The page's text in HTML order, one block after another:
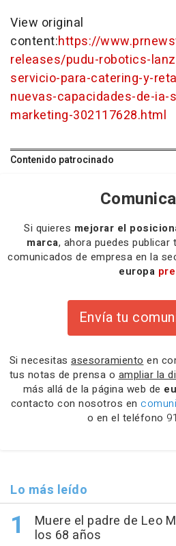
View original
content:https://
releases/pudu-robotics-
servicio-para-catering-y-
nuevas-capacidades-de-ia-
marketing-302117628.html
Contenido patrocinado
Si quieres mejorar el
marca, ahora puedes
comunicados de empresa en la
europa
Envía tu
Si necesitas asesoramiento en
tus notas de prensa o ampliar la
más allá de la página web de
contacto con nosotros en
o en el teléfono
Lo más leído
Muere el padre de Leo
los 68 años